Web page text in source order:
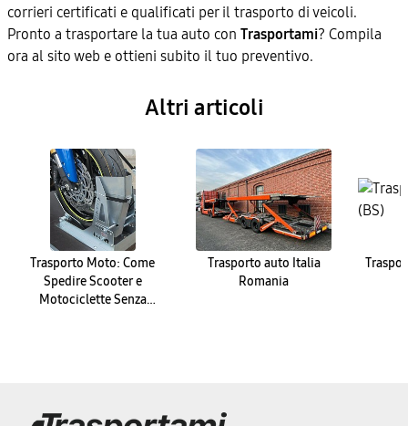
corrieri certificati e qualificati per il trasporto di veicoli.
Pronto a trasportare la tua auto con Trasportami? Compila
ora al sito web e ottieni subito il tuo preventivo.
Altri articoli
Trasporto Moto: Come
Spedire Scooter e
Motociclette Senza
Trasporto auto Italia
Romania